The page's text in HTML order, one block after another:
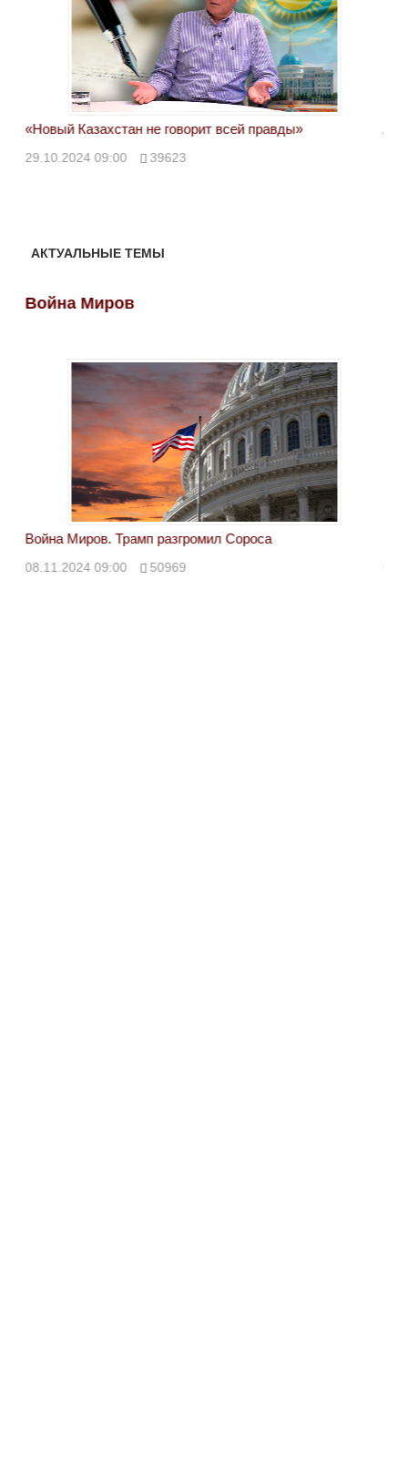
«Новый Казахстан не говорит всей правды»
29.10.2024 09:00 39623
АКТУАЛЬНЫЕ ТЕМЫ
Война Миров
Война Миров. Трамп разгромил Сороса
08.11.2024 09:00 50969